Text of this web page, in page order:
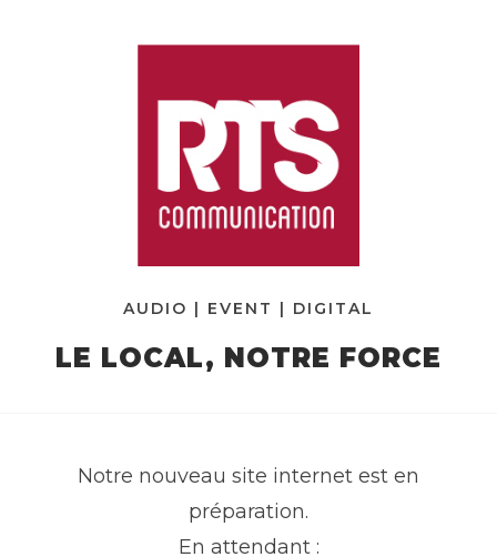
AUDIO | EVENT | DIGITAL
LE LOCAL, NOTRE FORCE
Notre nouveau site internet est en
préparation.
En attendant :